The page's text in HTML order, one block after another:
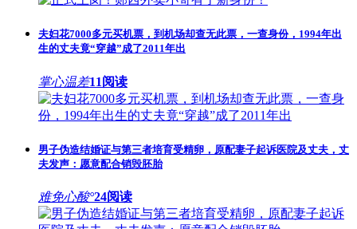
夫妇花7000多元买机票，到机场却查无此票，一查身份，1994年出
生的丈夫竟“穿越”成了2011年出
掌心温差11阅读
男子伪造结婚证与第三者培育受精卵，原配妻子起诉医院及丈夫，丈
夫发声：愿意配合销毁胚胎
难免心酸°24阅读